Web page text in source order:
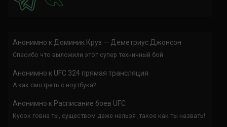
Анонимно к Доминик Круз — Деметриус Джонсон
Спасибо что выложили этот супер техничный бой
Анонимно к UFC 324 прямая трансляция
А как смотреть с ноутбука?
Анонимно к Расписание боев UFC
Кусок говна ты, существом даже нельзя ,такое как ты назвать!